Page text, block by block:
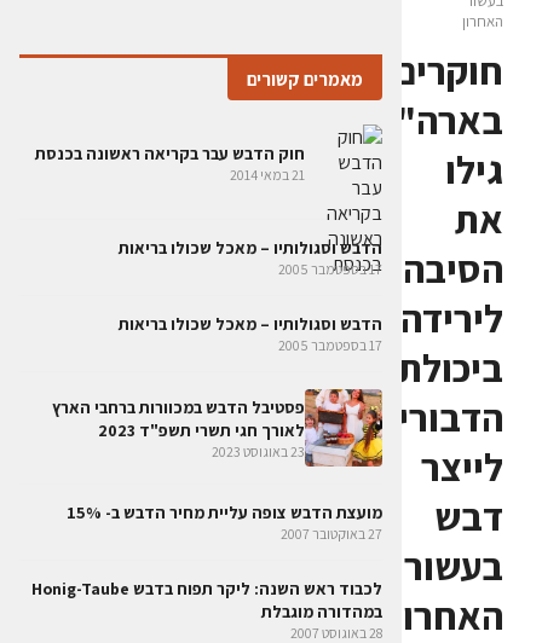
האחרון
חוקרים
בארה"ב
גילו
את
הסיבה
לירידה
ביכולת
הדבורים
לייצר
דבש
בעשור
האחרון
מאמרים קשורים
חוק הדבש עבר בקריאה ראשונה בכנסת
21 במאי 2014
הדבש וסגולותיו – מאכל שכולו בריאות
17 בספטמבר 2005
הדבש וסגולותיו – מאכל שכולו בריאות
17 בספטמבר 2005
פסטיבל הדבש במכוורות ברחבי הארץ
לאורך חגי תשרי תשפ"ד 2023
23 באוגוסט 2023
מועצת הדבש צופה עליית מחיר הדבש ב- 15%
27 באוקטובר 2007
לכבוד ראש השנה: ליקר תפוח בדבש Honig-Taube
במהדורה מוגבלת
28 באוגוסט 2007